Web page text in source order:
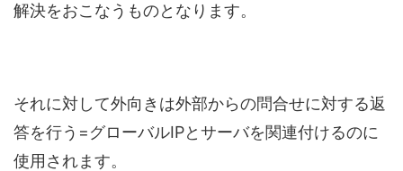
解決をおこなうものとなります。
それに対して外向きは外部からの問合せに対する返
答を行う=グローバルIPとサーバを関連付けるのに
使用されます。